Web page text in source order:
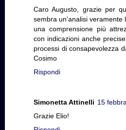
Caro Augusto, grazie per
sembra un'analisi veramente
una comprensione più
con indicazioni anche
processi di consapevolezza
Cosimo
Rispondi
Simonetta Attinelli 15
Grazie Elio!